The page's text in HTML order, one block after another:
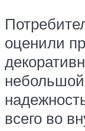
оценили
небольшой
всего во